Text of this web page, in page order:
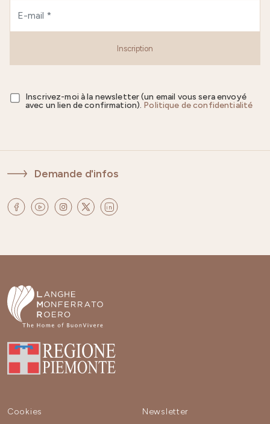
Inscription
Inscrivez-moi à la newsletter (un email vous sera envoyé
avec un lien de confirmation). Politique de confidentialité
Demande d'infos
Cookies
Newsletter